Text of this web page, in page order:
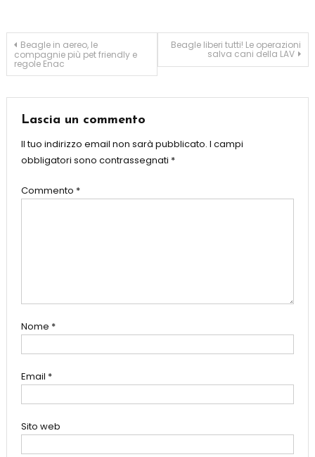
Navigazione
articoli
Beagle in aereo, le
compagnie più pet friendly e
regole Enac
Beagle liberi tutti! Le operazioni
salva cani della LAV
Lascia un commento
Il tuo indirizzo email non sarà pubblicato. I campi
obbligatori sono contrassegnati *
Commento *
Nome *
Email *
Sito web